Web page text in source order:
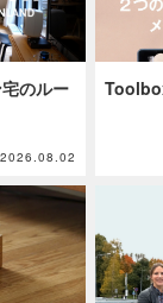
のルー
2026.08.02